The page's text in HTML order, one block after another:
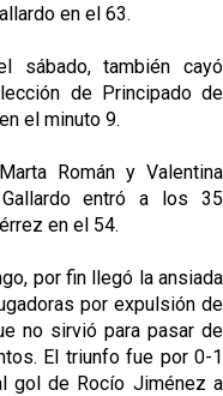
en el 63.
sábado, también cayó
de Principado de
el minuto 9.
Román y Valentina
entró a los 35
en el 54.
por fin llegó la ansiada
por expulsión de
no sirvió para pasar de
El triunfo fue por 0-1
gol de Rocío Jiménez a